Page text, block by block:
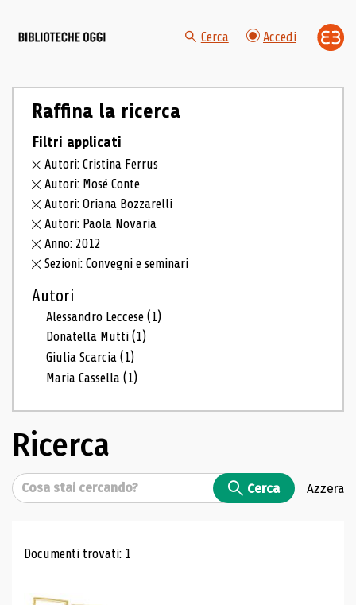
Cerca Accedi
Raffina la ricerca
Filtri applicati
Autori: Cristina Ferrus
Autori: Mosé Conte
Autori: Oriana Bozzarelli
Autori: Paola Novaria
Anno: 2012
Sezioni: Convegni e seminari
Autori
Alessandro Leccese(1)
Donatella Mutti(1)
Giulia Scarcia(1)
Maria Cassella(1)
Ricerca
Cerca Cerca Azzera
Risultati di ricerca
Documenti trovati: 1